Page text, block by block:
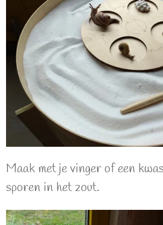
Maak met je vinger of een
sporen in het zout.